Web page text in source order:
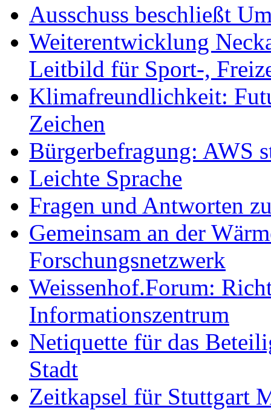
Ausschuss beschließt
Weiterentwicklung
Leitbild für Sport-,
Klimafreundlichkeit:
Zeichen
Bürgerbefragung: AWS
Leichte Sprache
Fragen und Antworten
Gemeinsam an der
Forschungsnetzwerk
Weissenhof.Forum:
Informationszentrum
Netiquette für das
Stadt
Zeitkapsel für Stuttgart